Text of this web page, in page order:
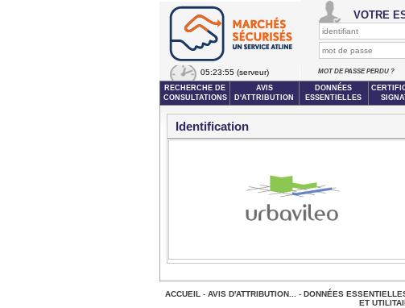
05:23:55 (serveur)
VOTRE
MOT DE PASSE PERDU ?
RECHERCHE DE
CONSULTATIONS
AVIS
D'ATTRIBUTION
DONNÉES
ESSENTIELLES
Identification
ACCUEIL - AVIS D'ATTRIBUTION... - DONNÉES
ET